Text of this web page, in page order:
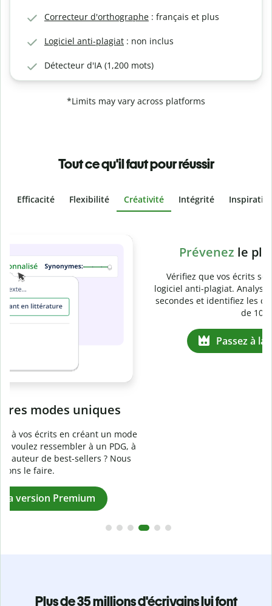
Correcteur d'orthographe : français et plus
Logiciel anti-plagiat : non inclus
Détecteur d'IA (1,200 mots)
*Limits may vary across platforms
Tout ce qu'il faut pour réussir
Efficacité Flexibilité Créativité Intégrité
Prévenezle plagiat involontaire
Vérifiez que vos écrits sont 100 % les vôtres grâce au
logiciel anti-plagiat. Analysez votre document en quelques
secondes et identifiez les citations manquantes dans plus
Passez à la version Premium
Plus de 35 millions d'écrivains lui font